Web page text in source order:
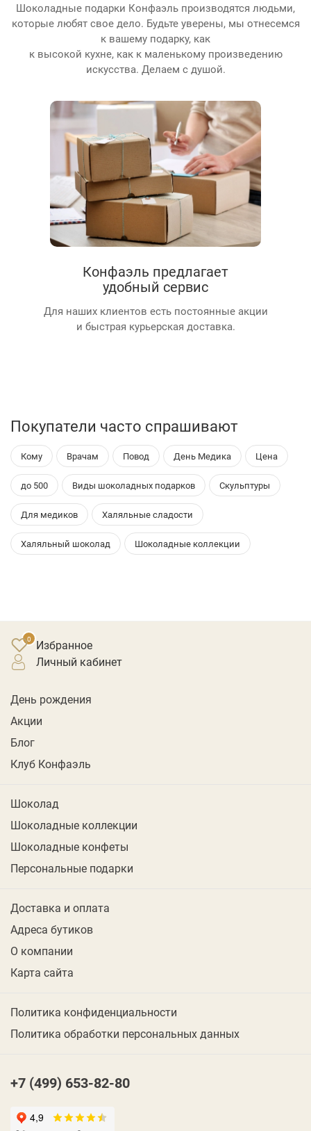
Шоколадные подарки Конфаэль производятся людьми,
которые любят свое дело. Будьте уверены, мы отнесемся
к вашему подарку, как
к высокой кухне, как к маленькому произведению
искусства. Делаем с душой.
Конфаэль предлагает
удобный сервис
Для наших клиентов есть постоянные акции
и быстрая курьерская доставка.
Покупатели часто спрашивают
Кому Врачам Повод День Медика Цена
до 500 Виды шоколадных подарков Скульптуры
Для медиков Халяльные сладости
Халяльный шоколад Шоколадные коллекции
Избранное
личный кабинет
День рождения
Акции
Блог
Клуб Конфаэль
Шоколад
Шоколадные коллекции
Шоколадные конфеты
Персональные подарки
Доставка и оплата
Адреса бутиков
О компании
Карта сайта
Политика конфиденциальности
Политика обработки персональных данных
+7 (499) 653-82-80